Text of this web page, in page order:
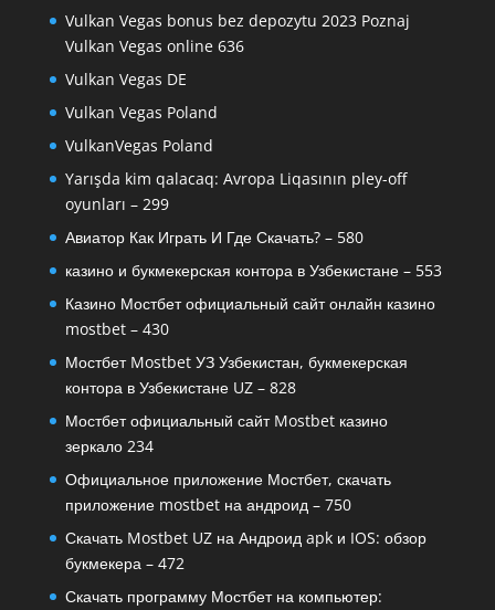
Vulkan Vegas bonus bez depozytu 2023 Poznaj
Vulkan Vegas online 636
Vulkan Vegas DE
Vulkan Vegas Poland
VulkanVegas Poland
Yarışda kim qalacaq: Avropa Liqasının pley-off
oyunları – 299
Авиатор Как Играть И Где Скачать? – 580
казино и букмекерская контора в Узбекистане – 553
Казино Мостбет официальный сайт онлайн казино
mostbet – 430
Мостбет Mostbet УЗ Узбекистан, букмекерская
контора в Узбекистане UZ – 828
Мостбет официальный сайт Mostbet казино
зеркало 234
Официальное приложение Мостбет, скачать
приложение mostbet на андроид – 750
Скачать Mostbet UZ на Андроид apk и IOS: обзор
букмекера – 472
Скачать программу Мостбет на компьютер: